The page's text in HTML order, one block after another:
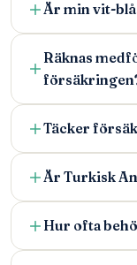
Är min vit-
Räknas
Täcker
Är Turkisk
Hur ofta